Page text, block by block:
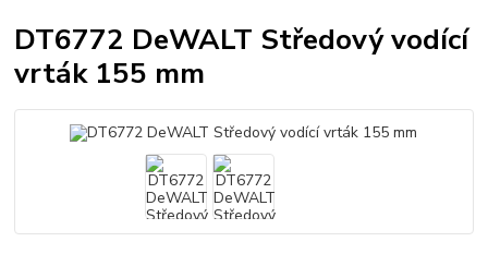
DT6772 DeWALT Středový vodící
vrták 155 mm